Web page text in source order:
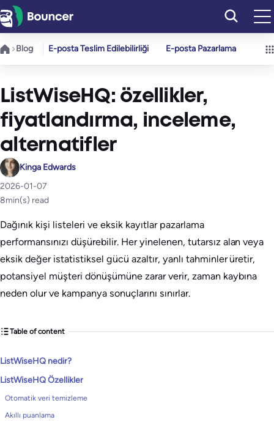
İçeriğe
geç
Blog E-posta Teslim Edilebilirliği E-posta Pazarlama
ListWiseHQ: özellikler,
fiyatlandırma, inceleme,
alternatifler
Kinga Edwards
2026-01-07
8min(s) read
Dağınık kişi listeleri ve eksik kayıtlar pazarlama
performansınızı düşürebilir. Her yinelenen, tutarsız alan veya
eksik değer istatistiksel gücü azaltır, yanlı tahminler üretir,
potansiyel müşteri dönüşümüne zarar verir, zaman kaybına
neden olur ve kampanya sonuçlarını sınırlar.
Table of content
ListWiseHQ nedir?
ListWiseHQ Özellikler
Otomatik veri temizleme
Akıllı puanlama